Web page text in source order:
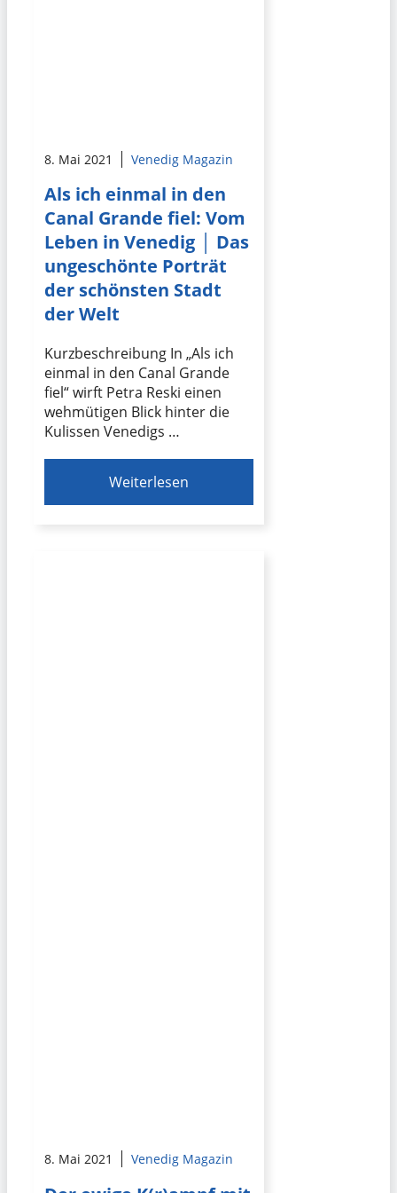
8. Mai 2021 Venedig Magazin
Als ich einmal in den
Canal Grande fiel: Vom
Leben in Venedig │ Das
ungeschönte Porträt
der schönsten Stadt
der Welt
Kurzbeschreibung In „Als ich
einmal in den Canal Grande
fiel“ wirft Petra Reski einen
wehmütigen Blick hinter die
Kulissen Venedigs …
Weiterlesen
8. Mai 2021 Venedig Magazin